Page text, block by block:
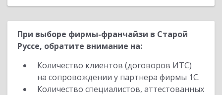
При выборе фирмы-франчайзи в Старой
Руссе, обратите внимание на:
Количество клиентов (договоров ИТС)
на сопровождении у партнера фирмы 1С.
Количество специалистов, аттестованных